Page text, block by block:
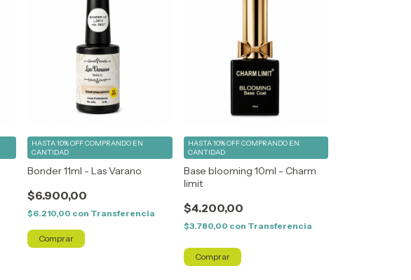
Bonder 11ml - Las Varano
$6.900,00
HASTA 10% OFFCOMPRANDO EN
CANTIDAD
$6.210,00 con Transferencia
Base blooming 10ml - Charm
limit
$4.200,00
HASTA 10% OFFCOMPRANDO EN
CANTIDAD
$3.780,00 con Transferencia